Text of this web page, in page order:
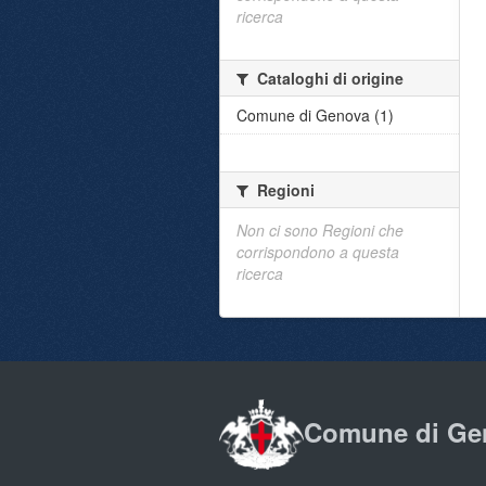
ricerca
Cataloghi di origine
Comune di Genova (1)
Regioni
Non ci sono Regioni che
corrispondono a questa
ricerca
Comune di